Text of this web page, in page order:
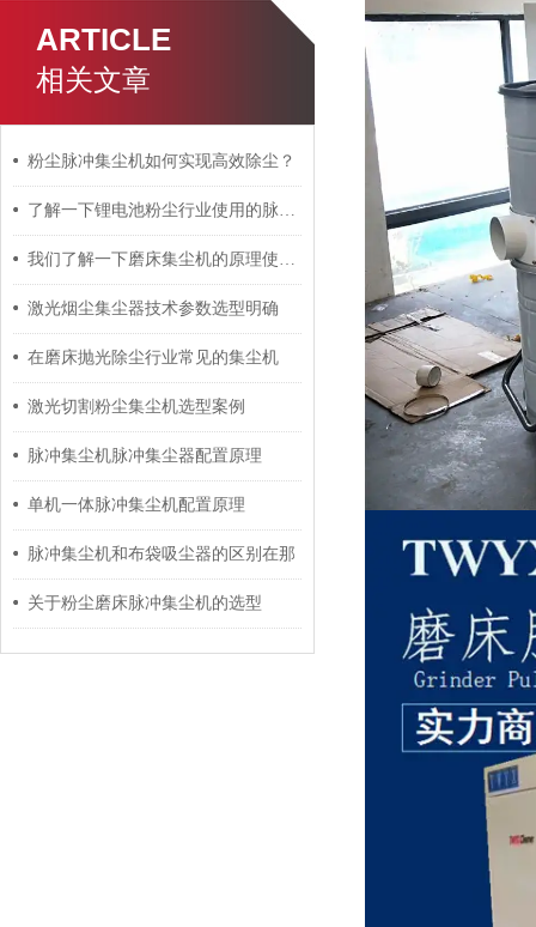
ARTICLE
相关文章
粉尘脉冲集尘机如何实现高效除尘？
了解一下锂电池粉尘行业使用的脉冲集尘机
我们了解一下磨床集尘机的原理使用才更加放心
激光烟尘集尘器技术参数选型明确
在磨床抛光除尘行业常见的集尘机
激光切割粉尘集尘机选型案例
脉冲集尘机脉冲集尘器配置原理
单机一体脉冲集尘机配置原理
脉冲集尘机和布袋吸尘器的区别在那
关于粉尘磨床脉冲集尘机的选型